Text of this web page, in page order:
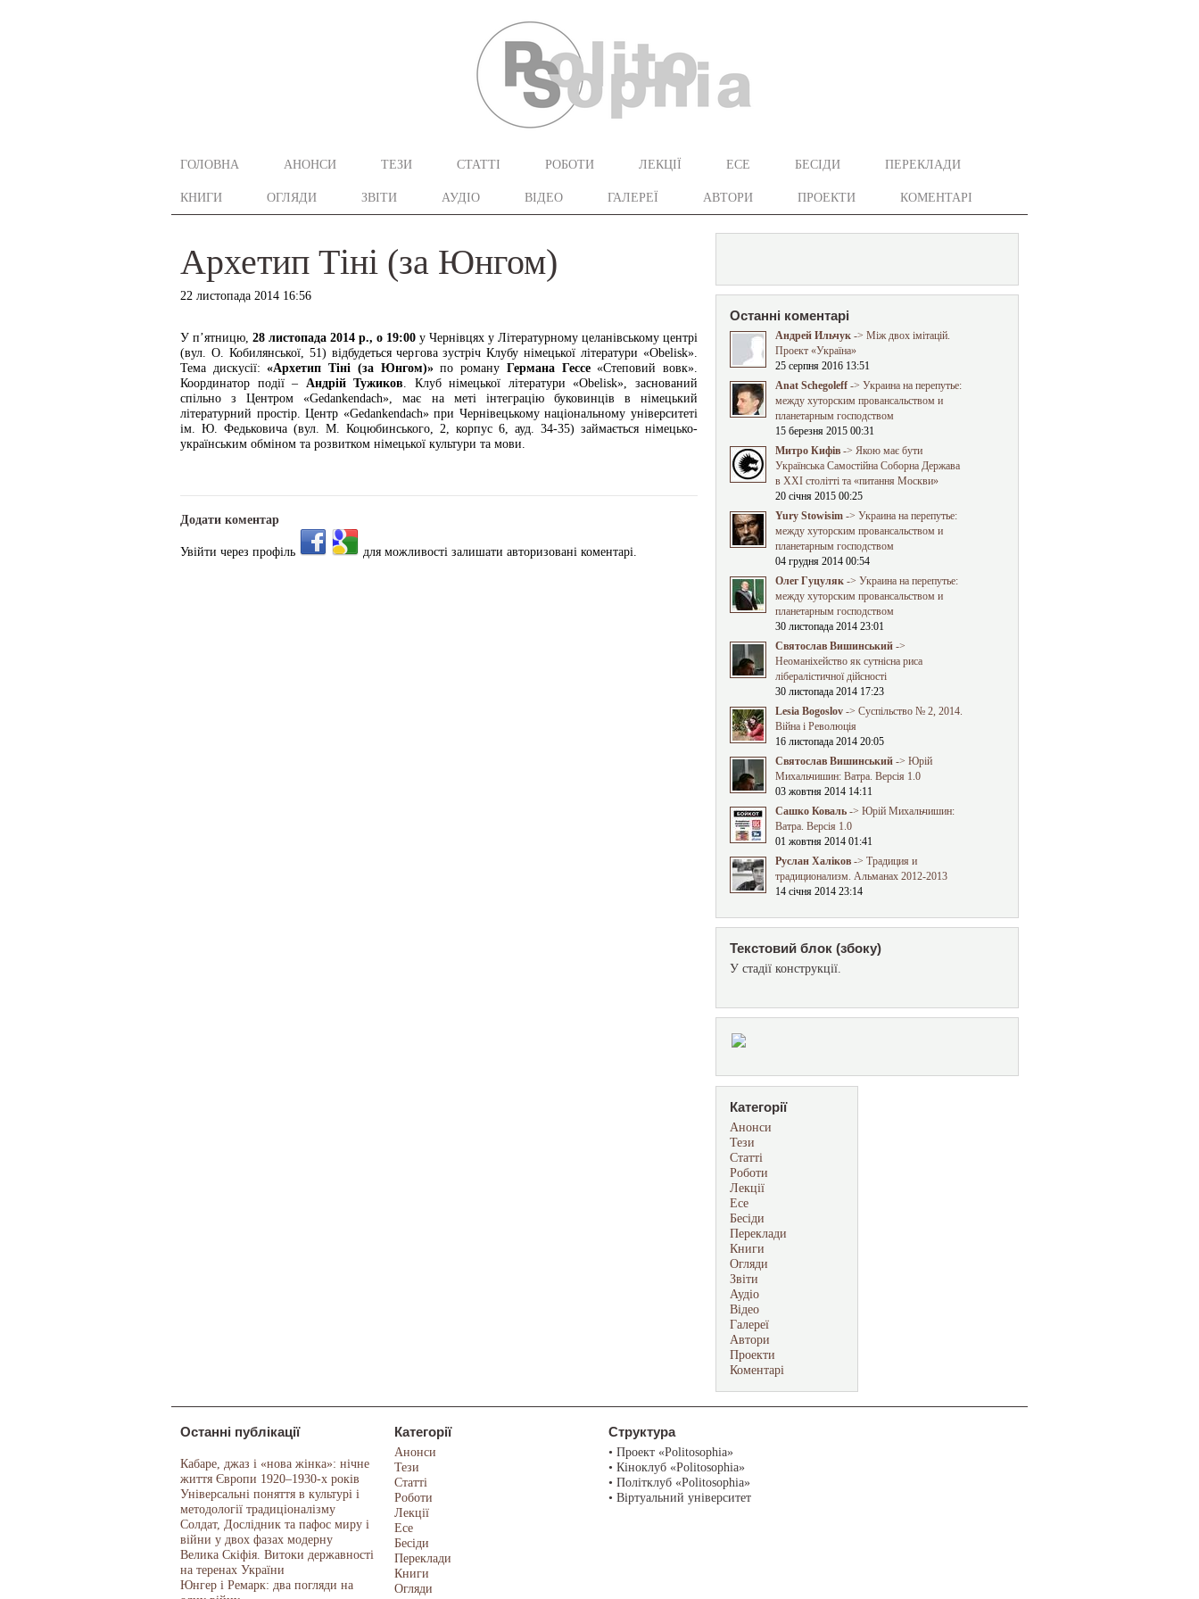
ГОЛОВНА АНОНСИ ТЕЗИ СТАТТІ РОБОТИ ЛЕКЦІЇ ЕСЕ БЕСІДИ ПЕРЕКЛАДИ
КНИГИ ОГЛЯДИ ЗВІТИ АУДІО ВІДЕО ГАЛЕРЕЇ АВТОРИ ПРОЕКТИ КОМЕНТАРІ
Архетип Тіні (за Юнгом)
22 листопада 2014 16:56
У п’ятницю, 28 листопада 2014 р., о 19:00 у Чернівцях у Літературному целанівському центрі
(вул. О. Кобилянської, 51) відбудеться чергова зустріч Клубу німецької літератури «Obelisk».
Тема дискусії:«Архетип Тіні (за Юнгом)»по роману Германа Гессе«Степовий вовк».
Координатор події – Андрій Тужиков. Клуб німецької літератури «Obelisk», заснований
спільно з Центром «Gedankendach», має на меті інтеграцію буковинців в німецький
літературний простір. Центр «Gedankendach» при Чернівецькому національному університеті
ім. Ю. Федьковича (вул. М. Коцюбинського, 2, корпус 6, ауд. 34-35) займається німецько-
українським обміном та розвитком німецької культури та мови.
Додати коментар
Увійти через профіль для можливості залишати авторизовані коментарі.
Останні коментарі
Андрей Ильчук -> Між двох імітацій.
Проект «Україна»
25 серпня 2016 13:51
Anat Schegoleff -> Украина на перепутье:
между хуторским провансальством и
планетарным господством
15 березня 2015 00:31
Митро Кифів -> Якою має бути
Українська Самостійна Соборна Держава
в XXI столітті та «питання Москви»
20 січня 2015 00:25
Yury Stowisim -> Украина на перепутье:
между хуторским провансальством и
планетарным господством
04 грудня 2014 00:54
Олег Гуцуляк -> Украина на перепутье:
между хуторским провансальством и
планетарным господством
30 листопада 2014 23:01
Святослав Вишинський ->
Неоманіхейство як сутнісна риса
лібералістичної дійсності
30 листопада 2014 17:23
Lesia Bogoslov -> Суспільство № 2, 2014.
Війна і Революція
16 листопада 2014 20:05
Святослав Вишинський -> Юрій
Михальчишин: Ватра. Версія 1.0
03 жовтня 2014 14:11
Сашко Коваль -> Юрій Михальчишин:
Ватра. Версія 1.0
01 жовтня 2014 01:41
Руслан Халіков -> Традиция и
традиционализм. Альманах 2012-2013
14 січня 2014 23:14
Текстовий блок (збоку)
У стадії конструкції.
Категорії
Анонси
Тези
Статті
Роботи
Лекції
Есе
Бесіди
Переклади
Книги
Огляди
Звіти
Аудіо
Відео
Галереї
Автори
Проекти
Коментарі
Останні публікації
Кабаре, джаз і «нова жінка»: нічне
життя Європи 1920–1930-х років
Універсальні поняття в культурі і
методології традиціоналізму
Солдат, Дослідник та пафос миру і
війни у двох фазах модерну
Велика Скіфія. Витоки державності
на теренах України
Юнгер і Ремарк: два погляди на
Категорії
Анонси
Тези
Статті
Роботи
Лекції
Есе
Бесіди
Переклади
Книги
Огляди
Структура
• Проект «Politosophia»
• Кіноклуб «Politosophia»
• Політклуб «Politosophia»
• Віртуальний університет